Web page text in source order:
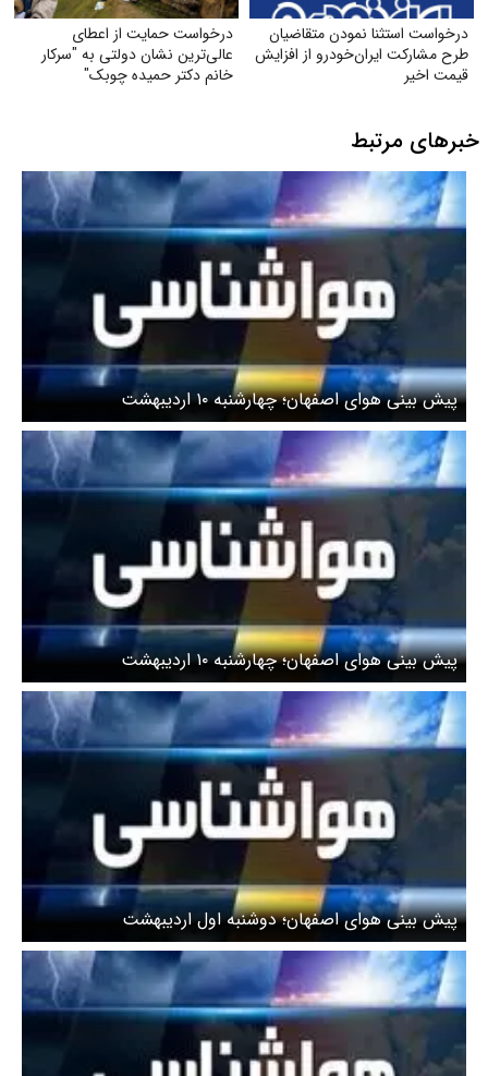
درخواست استثنا نمودن متقاضیان
طرح مشارکت ایران‌خودرو از افزایش
قیمت اخیر
درخواست حمایت از اعطای
عالی‌ترین نشان دولتی به "سرکار
خانم دکتر حمیده چوبک"
خبرهای مرتبط
پیش بینی هوای اصفهان؛ چهارشنبه ۱۰ اردیبهشت
پیش بینی هوای اصفهان؛ چهارشنبه ۱۰ اردیبهشت
پیش بینی هوای اصفهان؛ دوشنبه اول اردیبهشت